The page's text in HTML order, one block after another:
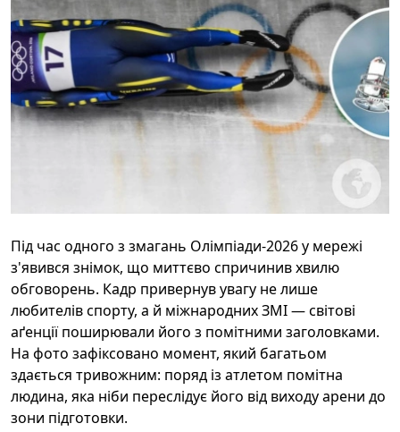
Під час одного з змагань Олімпіади-2026 у мережі
з'явився знімок, що миттєво спричинив хвилю
обговорень. Кадр привернув увагу не лише
любителів спорту, а й міжнародних ЗМІ — світові
аґенції поширювали його з помітними заголовками.
На фото зафіксовано момент, який багатьом
здається тривожним: поряд із атлетом помітна
людина, яка ніби переслідує його від виходу арени до
зони підготовки.